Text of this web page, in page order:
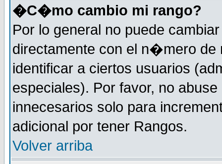
�C�mo cambio mi rango?
Por lo general no puede
directamente con el n�mero de
identificar a ciertos usuarios
especiales). Por favor, no
innecesarios solo para
adicional por tener Rangos.
Volver arriba